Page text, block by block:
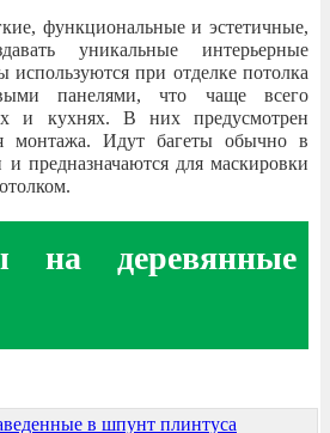
функциональные и эстетичные,
уникальные интерьерные
используются при отделке потолка
панелями, что чаще всего
и кухнях. В них предусмотрен
монтажа. Идут багеты обычно в
предназначаются для маскировки
на деревянные